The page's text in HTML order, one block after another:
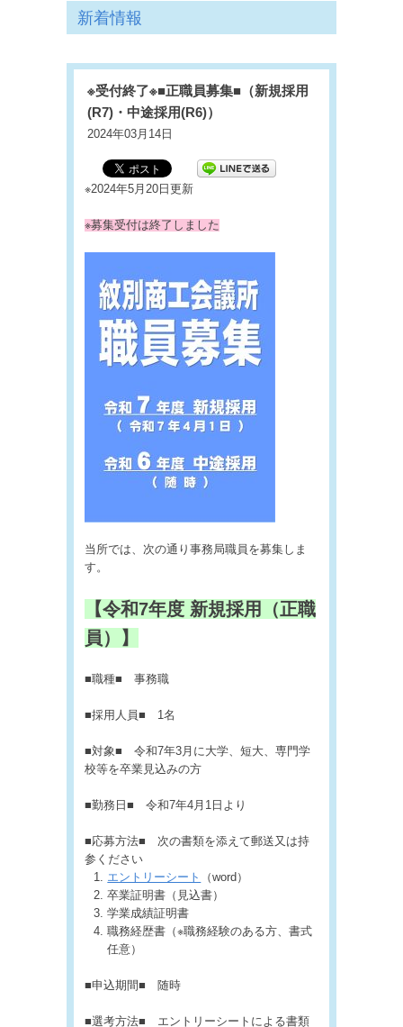
新着情報
※受付終了※■正職員募集■（新規採用
(R7)・中途採用(R6)）
2024年03月14日
※2024年5月20日更新
※募集受付は終了しました
当所では、次の通り事務局職員を募集しま
す。
【令和7年度 新規採用（正職
員）】
■職種■ 事務職
■採用人員■ 1名
■対象■ 令和7年3月に大学、短大、専門学
校等を卒業見込みの方
■勤務日■ 令和7年4月1日より
■応募方法■ 次の書類を添えて郵送又は持
参ください
エントリーシート
（word）
卒業証明書（見込書）
学業成績証明書
職務経歴書（※職務経験のある方、書式
任意）
■申込期間■ 随時
■選考方法■ エントリーシートによる書類